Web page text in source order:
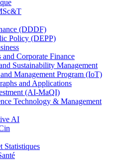
(DDDF)
Policy (DEPP)
Corporate Finance
Sustainability Management
Management Program (IoT)
and Applications
(AI-MaQI)
Technology & Management
AI
Statistiques